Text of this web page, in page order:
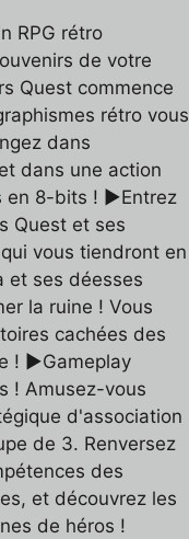
RPG rétro
de votre
Quest commence
rétro vous
dans
dans une action
en 8-bits ! ▶Entrez
Quest et ses
vous tiendront en
et ses déesses
la ruine ! Vous
cachées des
! ▶Gameplay
! Amusez-vous
d'association
de 3. Renversez
des
et découvrez les
de héros !